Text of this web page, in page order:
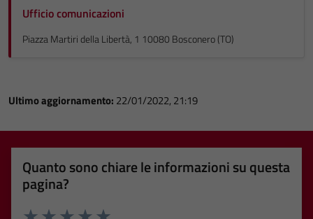
Ufficio comunicazioni
Piazza Martiri della Libertà, 1 10080 Bosconero (TO)
Ultimo aggiornamento: 22/01/2022, 21:19
Quanto sono chiare le informazioni su questa
pagina?